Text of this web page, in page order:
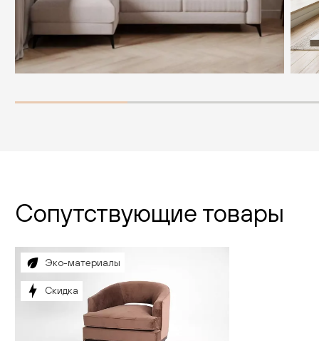
Сопутствующие товары
Эко-материалы
Скидка